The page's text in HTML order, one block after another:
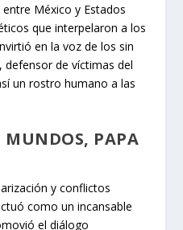
México y Estados
que interpelaron a los
en la voz de los sin
de víctimas del
un rostro humano a las
MUNDOS, PAPA
y conflictos
como un incansable
el diálogo